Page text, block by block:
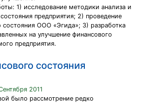
1) исследование методики анализа и
предприятия; 2) проведение
состояния ООО «Эгида»; 3) разработка
на улучшение финансового
предприятия.
состояния
2011
было рассмотрение редко